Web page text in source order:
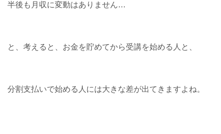
半後も月収に変動はありません…
と、考えると、お金を貯めてから受講を始める人と、
分割支払いで始める人には大きな差が出てきますよね。